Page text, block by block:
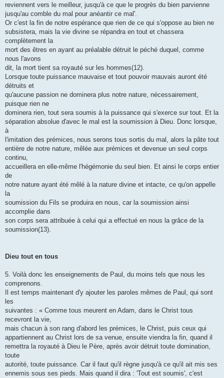
reviennent vers le meilleur, jusqu'à ce que le progrès du bien parvienne
jusqu'au comble du mal pour anéantir ce mal'.
Or c'est la fin de notre espérance que rien de ce qui s'oppose au bien ne
subsistera, mais la vie divine se répandra en tout et chassera
complètement la
mort des êtres en ayant au préalable détruit le péché duquel, comme
nous l'avons
dit, la mort tient sa royauté sur les hommes(12).
Lorsque toute puissance mauvaise et tout pouvoir mauvais auront été
détruits et
qu'aucune passion ne dominera plus notre nature, nécessairement,
puisque rien ne
dominera rien, tout sera soumis à la puissance qui s'exerce sur tout. Et la
séparation absolue d'avec le mal est la soumission à Dieu. Donc lorsque,
à
l'imitation des prémices, nous serons tous sortis du mal, alors la pâte tout
entière de notre nature, mêlée aux prémices et devenue un seul corps
continu,
accueillera en elle-même l'hégémonie du seul bien. Et ainsi le corps entier
de
notre nature ayant été mêlé à la nature divine et intacte, ce qu'on appelle
la
soumission du Fils se produira en nous, car la soumission ainsi
accomplie dans
son corps sera attribuée à celui qui a effectué en nous la grâce de la
soumission(13).
Dieu tout en tous
5. Voilà donc les enseignements de Paul, du moins tels que nous les
comprenons.
Il est temps maintenant d'y ajouter les paroles mêmes de Paul, qui sont
les
suivantes : « Comme tous meurent en Adam, dans le Christ tous
recevront la vie,
mais chacun à son rang d'abord les prémices, le Christ, puis ceux qui
appartiennent au Christ lors de sa venue, ensuite viendra la fin, quand il
remettra la royauté à Dieu le Père, après avoir détruit toute domination,
toute
autorité, toute puissance. Car il faut qu'il règne jusqu'à ce qu'il ait mis ses
ennemis sous ses pieds. Mais quand il dira : 'Tout est soumis', c'est